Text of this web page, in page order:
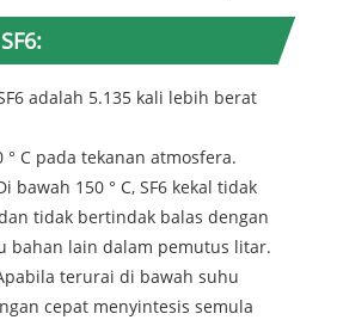
adalah 5.135 kali lebih berat
C pada tekanan atmosfera.
bawah 150 ° C, SF6 kekal tidak
tidak bertindak balas dengan
bahan lain dalam pemutus litar.
terurai di bawah suhu
cepat menyintesis semula